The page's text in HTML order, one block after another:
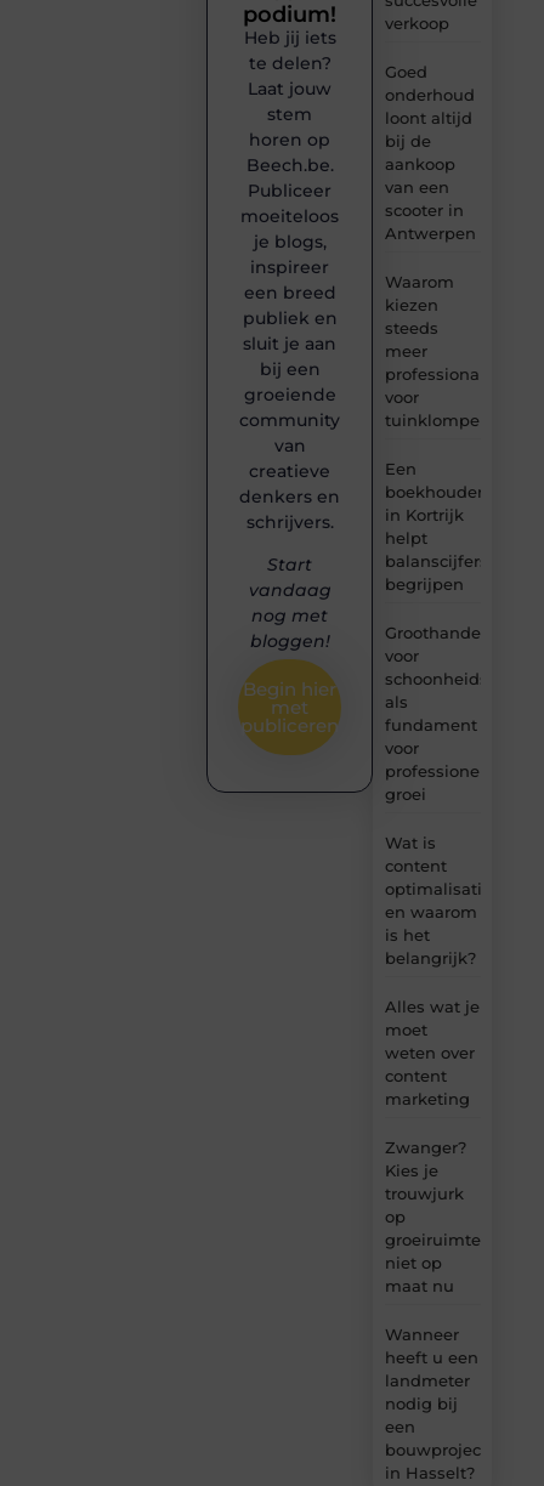
verkoop
Goed
onderhoud
loont altijd
bij de
aankoop
van een
scooter in
Antwerpen
Waarom
kiezen
steeds
meer
professionals
voor
tuinklompen?
Een
boekhouder
in Kortrijk
helpt
balanscijfers
begrijpen
Groothandel
voor
als
fundament
voor
professionele
groei
Wat is
content
optimalisatie
en waarom
is het
belangrijk?
Alles wat je
moet
weten over
content
marketing
Zwanger?
Kies je
trouwjurk
op
groeiruimte,
niet op
maat nu
Wanneer
heeft u een
landmeter
nodig bij
een
bouwproject
in Hasselt?
podium!
Heb jij iets
te delen?
Laat jouw
stem
horen op
Beech.be.
Publiceer
moeiteloos
je blogs,
inspireer
een breed
publiek en
sluit je aan
bij een
groeiende
community
van
creatieve
denkers en
schrijvers.
Start
vandaag
nog met
bloggen!
Begin hier
met
publiceren